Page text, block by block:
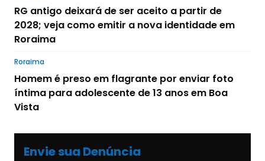
RG antigo deixará de ser aceito a partir de
2028; veja como emitir a nova identidade em
Roraima
Roraima
Homem é preso em flagrante por enviar foto
íntima para adolescente de 13 anos em Boa
Vista
Envie sua Denúncia